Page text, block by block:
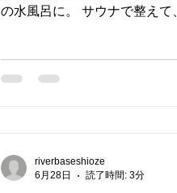
必ずマスつかみ取り体験、ま
の水風呂に。 サウナで整え
1,000円/人（中学生以上） ■
riverbaseshioze
6月28日
読了時間: 3分